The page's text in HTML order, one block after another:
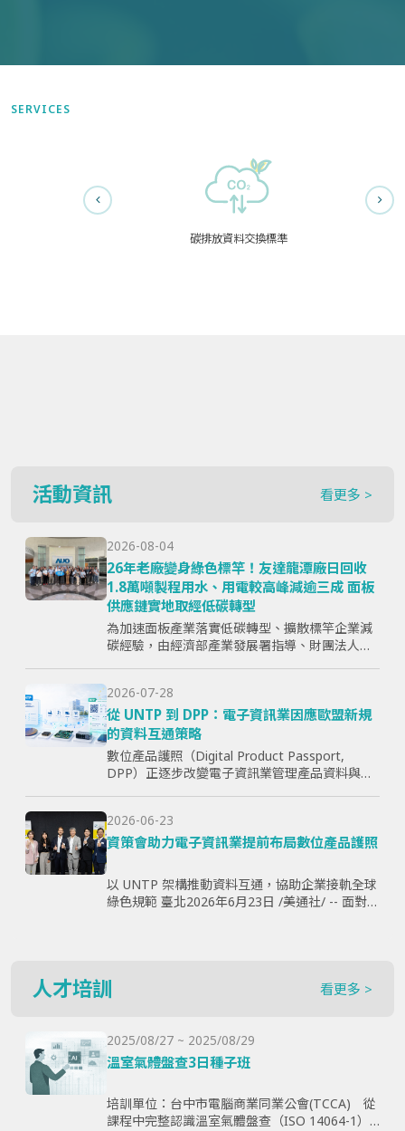
SERVICES
碳排放資料交換標準
活動資訊 看更多 >
2026-08-04
26年老廠變身綠色標竿！友達龍潭廠日回收
1.8萬噸製程用水、用電較高峰減逾三成 面板
供應鏈實地取經低碳轉型
為加速面板產業落實低碳轉型、擴散標竿企業減
碳經驗，由經濟部產業發展署指導、財團法人資
成果交流活動」，7月15日於...
2026-07-28
從 UNTP 到 DPP：電子資訊業因應歐盟新規
的資料互通策略
數位產品護照（Digital Product Passport,
DPP）正逐步改變電子資訊業管理產品資料與供
購、製...
2026-06-23
資策會助力電子資訊業提前布局數位產品護照
以 UNTP 架構推動資料互通，協助企業接軌全球
綠色規範 臺北2026年6月23日 /美通社/ -- 面對歐
人才培訓 看更多 >
2025/08/27 ~ 2025/08/29
溫室氣體盤查3日種子班
培訓單位：台中市電腦商業同業公會(TCCA) 從
課程中完整認識溫室氣體盤查（ISO 14064-1）